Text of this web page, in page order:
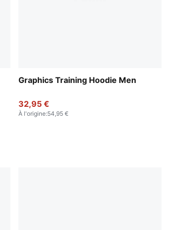
Graphics Training Hoodie Men
32,95 €
À l'origine:54,95 €